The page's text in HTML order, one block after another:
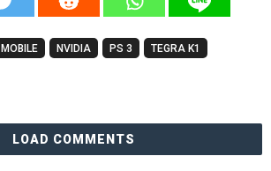
MOBILE NVIDIA PS 3 TEGRA K1
LOAD COMMENTS